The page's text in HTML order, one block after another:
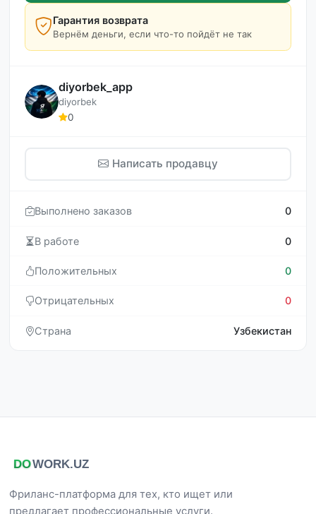
Гарантия возврата
Вернём деньги, если что-то пойдёт не так
diyorbek_app
diyorbek
0
Написать продавцу
Выполнено заказов 0
В работе 0
Положительных 0
Отрицательных 0
Страна Узбекистан
Фриланс-платформа для тех, кто ищет или
предлагает профессиональные услуги.